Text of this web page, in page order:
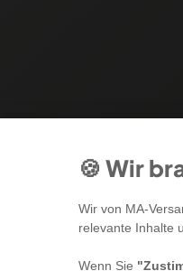
🍪 Wir
Wir von MA-
relevante Inhalte
Wenn Sie